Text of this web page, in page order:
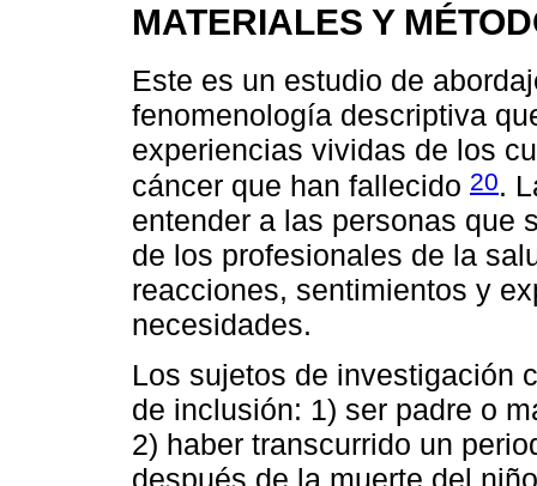
MATERIALES Y
Este es un estudio de
fenomenología descriptiva
experiencias vividas de los
cáncer que han fallecido 20.
entender a las personas que
de los profesionales de la
reacciones, sentimientos y
necesidades.
Los sujetos de investigación
de inclusión: 1) ser padre o
2) haber transcurrido un
después de la muerte del